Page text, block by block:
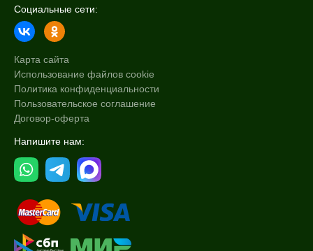
Социальные сети:
Карта сайта
Использование файлов cookie
Политика конфиденциальности
Пользовательское соглашение
Договор-оферта
Напишите нам: